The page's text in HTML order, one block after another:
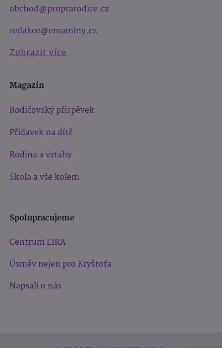
obchod@proprarodice.cz
redakce@emaminy.cz
Zobrazit více
Magazín
Rodičovský příspěvek
Přídavek na dítě
Rodina a vztahy
Škola a vše kolem
Spolupracujeme
Centrum LIRA
Úsměv nejen pro Kryštofa
Napsali o nás